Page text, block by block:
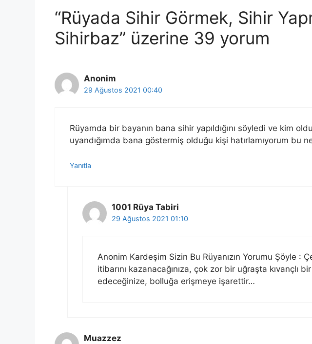
“Rüyada Sihir Görmek, Sihir
Sihirbaz” üzerine 39 yorum
Anonim
29 Ağustos 2021 00:40
Rüyamda bir bayanın bana sihir yapıldığını söyledi ve kim
uyandığımda bana göstermiş olduğu kişi hatırlamıyorum bu
Yanıtla
1001 Rüya Tabiri
29 Ağustos 2021 01:10
Anonim Kardeşim Sizin Bu Rüyanızın Yorumu Şöyle :
itibarını kazanacağınıza, çok zor bir uğraşta kıvançlı
edeceğinize, bolluğa erişmeye işarettir…
Muazzez